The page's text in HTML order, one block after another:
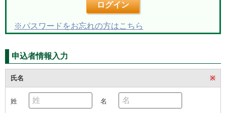
ログイン
※パスワードをお忘れの方はこちら
申込者情報入力
氏名 ※
姓 名